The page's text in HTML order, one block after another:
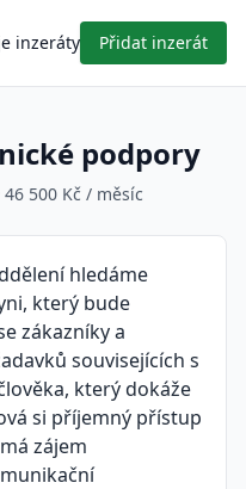
inzeráty Přidat inzerát
podpory
46 500 Kč / měsíc
hledáme
který bude
zákazníky a
souvisejících s
který dokáže
si příjemný přístup
zájem